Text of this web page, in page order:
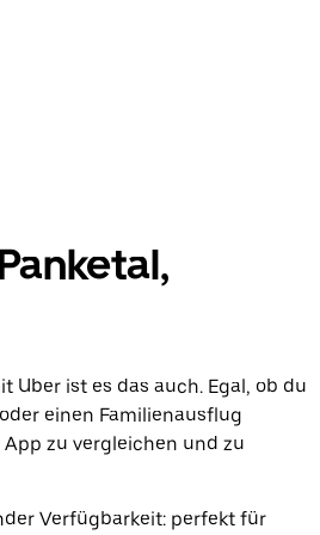
ist es das auch. Egal, ob du
einen Familienausflug
zu vergleichen und zu
Verfügbarkeit: perfekt für